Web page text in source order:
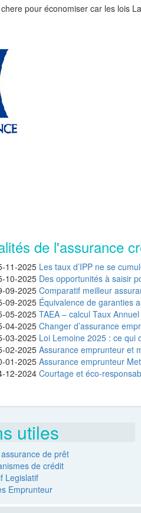
pour économiser car les lois
de l'assurance
11-2025 Les taux d’IPP ne se
10-2025 Des opportunités à saisir
09-2025Comparatif meilleur
09-2025 Équivalence de garanties
05-2025TAEA – calcul Taux
04-2025Changer d’assurance
03-2025 Loi Lemoine 2025 : ce qui
02-2025Assurance emprunteur et
01-2025Assurance emprunteur
12-2024Courtage et éco-
utiles
de prêt
de crédit
Legislatif
Emprunteur